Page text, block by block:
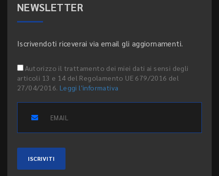
NEWSLETTER
Iscrivendoti riceverai via email gli aggiornamenti.
Autorizzo il trattamento dei miei dati ai sensi degli
articoli 13 e 14 del Regolamento UE 679/2016 del
27/04/2016. Leggi l'informativa
ISCRIVITI